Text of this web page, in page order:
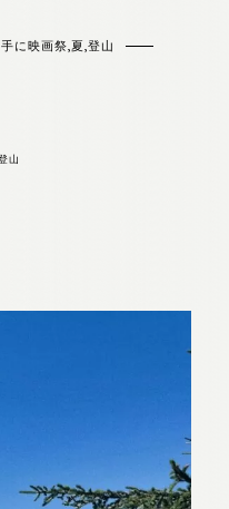
に映画祭,夏,登山
山